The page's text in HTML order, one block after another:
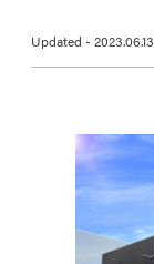
Updated - 2023.06.13